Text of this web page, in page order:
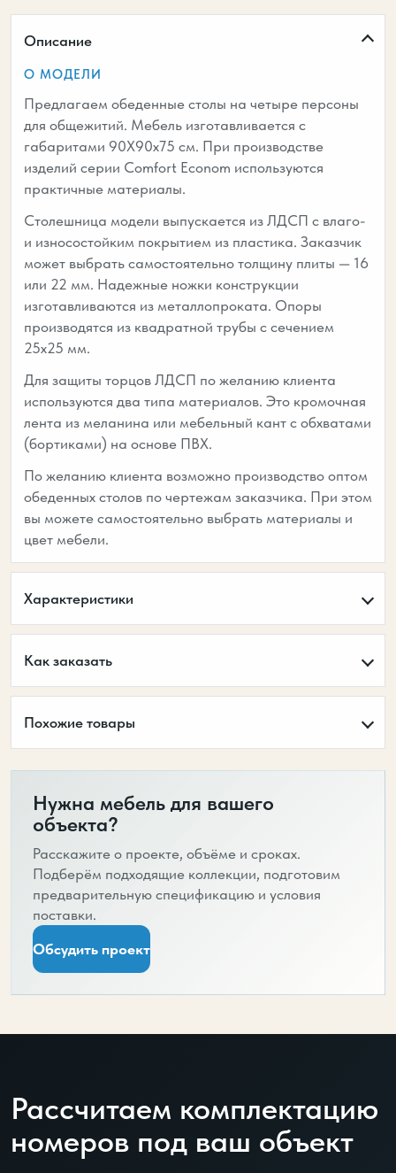
Описание
О МОДЕЛИ
Предлагаем обеденные столы на четыре персоны
для общежитий. Мебель изготавливается с
габаритами 90Х90х75 см. При производстве
изделий серии Comfort Econom используются
практичные материалы.
Столешница модели выпускается из ЛДСП с влаго-
и износостойким покрытием из пластика. Заказчик
может выбрать самостоятельно толщину плиты — 16
или 22 мм. Надежные ножки конструкции
изготавливаются из металлопроката. Опоры
производятся из квадратной трубы с сечением
25х25 мм.
Для защиты торцов ЛДСП по желанию клиента
используются два типа материалов. Это кромочная
лента из меланина или мебельный кант с обхватами
(бортиками) на основе ПВХ.
По желанию клиента возможно производство оптом
обеденных столов по чертежам заказчика. При этом
вы можете самостоятельно выбрать материалы и
цвет мебели.
Характеристики
Как заказать
Похожие товары
Нужна мебель для вашего
объекта?
Расскажите о проекте, объёме и сроках.
Подберём подходящие коллекции, подготовим
предварительную спецификацию и условия
поставки.
Обсудить проект
Рассчитаем комплектацию
номеров под ваш объект